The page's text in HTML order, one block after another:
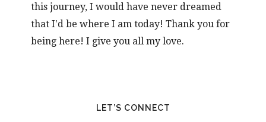
this journey, I would have never dreamed
that I'd be where I am today! Thank you for
being here! I give you all my love.
LET’S CONNECT